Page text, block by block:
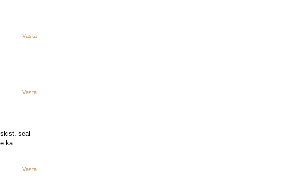
Vasta
Vasta
seal
ka
Vasta